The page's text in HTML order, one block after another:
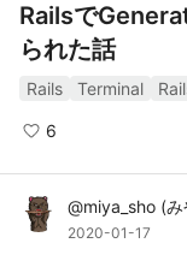
Railsで
られた話
Rails Terminal
6
@miya_sho (み
2020-01-17